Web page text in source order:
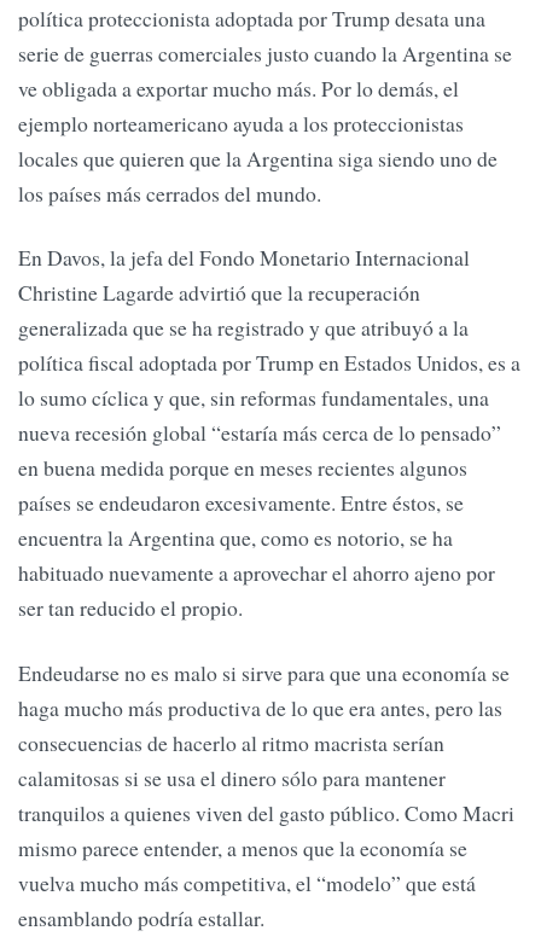
política proteccionista adoptada por Trump desata una
serie de guerras comerciales justo cuando la Argentina se
ve obligada a exportar mucho más. Por lo demás, el
ejemplo norteamericano ayuda a los proteccionistas
locales que quieren que la Argentina siga siendo uno de
los países más cerrados del mundo.
En Davos, la jefa del Fondo Monetario Internacional
Christine Lagarde advirtió que la recuperación
generalizada que se ha registrado y que atribuyó a la
política fiscal adoptada por Trump en Estados Unidos, es a
lo sumo cíclica y que, sin reformas fundamentales, una
nueva recesión global “estaría más cerca de lo pensado”
en buena medida porque en meses recientes algunos
países se endeudaron excesivamente. Entre éstos, se
encuentra la Argentina que, como es notorio, se ha
habituado nuevamente a aprovechar el ahorro ajeno por
ser tan reducido el propio.
Endeudarse no es malo si sirve para que una economía se
haga mucho más productiva de lo que era antes, pero las
consecuencias de hacerlo al ritmo macrista serían
calamitosas si se usa el dinero sólo para mantener
tranquilos a quienes viven del gasto público. Como Macri
mismo parece entender, a menos que la economía se
vuelva mucho más competitiva, el “modelo” que está
ensamblando podría estallar.